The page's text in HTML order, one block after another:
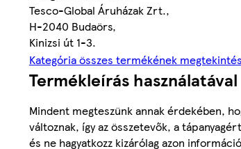
Tesco-Global Áruházak Zrt.,
H-2040 Budaörs,
Kinizsi út 1-3.
Kategória összes termékének
Termékleírás használatával
Mindent megteszünk annak érdekében,
változnak, így az összetevők, a
és ne hagyatkozz kizárólag azon